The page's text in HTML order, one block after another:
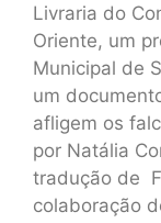
Livraria do
Oriente, um
Municipal de
um
afligem os
por Natália
tradução de
colaboração